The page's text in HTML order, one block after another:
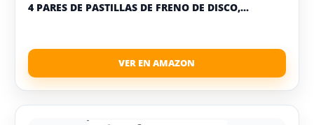
4 PARES DE PASTILLAS DE FRENO DE DISCO,...